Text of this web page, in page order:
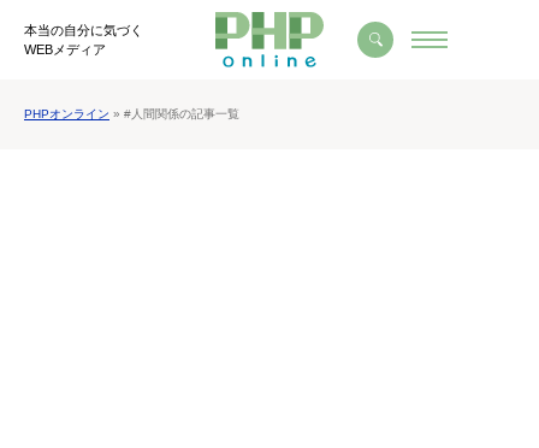
本当の自分に気づく
WEBメディア
PHPオンライン » #人間関係の記事一覧